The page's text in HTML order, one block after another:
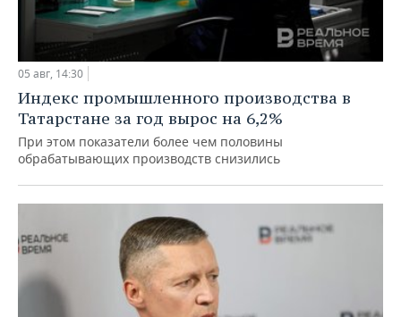
05 авг, 14:30
Индекс промышленного производства в
Татарстане за год вырос на 6,2%
При этом показатели более чем половины
обрабатывающих производств снизились